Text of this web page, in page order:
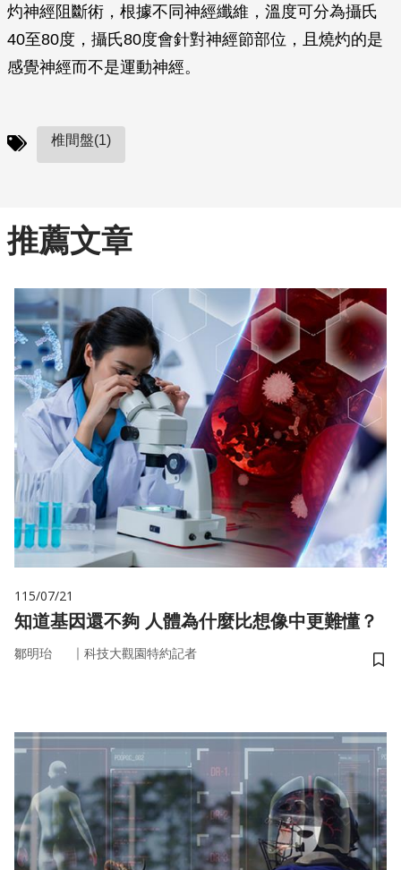
灼神經阻斷術，根據不同神經纖維，溫度可分為攝氏
40至80度，攝氏80度會針對神經節部位，且燒灼的是
感覺神經而不是運動神經。
椎間盤(1)
推薦文章
115/07/21
知道基因還不夠 人體為什麼比想像中更難懂？
鄒明珆 ｜ 科技大觀園特約記者
儲